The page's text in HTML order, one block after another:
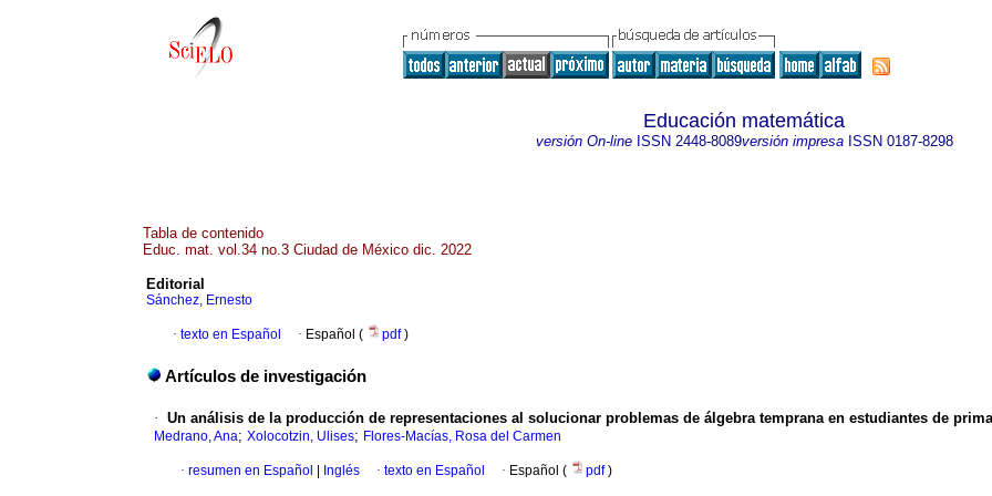
Educación matemática
versión On-lineISSN 2448-8089versión impresaISSN 0187-8298
Tabla de contenido
Educ. mat. vol.34 no.3 Ciudad de México dic. 2022
Editorial
Sánchez, Ernesto
· texto en Español · Español ( pdf)
Artículos de investigación
· Un análisis de la producción de representaciones al solucionar problemas de álgebra temprana en estudiantes de
Medrano, Ana; Xolocotzin, Ulises; Flores-Macías, Rosa del Carmen
· resumen en Español Inglés · texto en Español · Español ( pdf)